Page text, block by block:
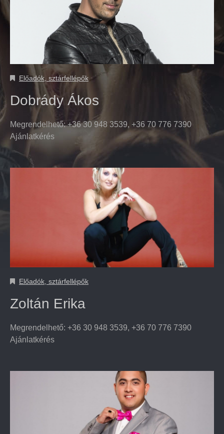
Előadók, sztárfellépők
Dobrády Ákos
Megrendelhető: +36 30 948 3539, +36 70 776 7390
Ajánlatkérés
Előadók, sztárfellépők
Zoltán Erika
Megrendelhető: +36 30 948 3539, +36 70 776 7390
Ajánlatkérés